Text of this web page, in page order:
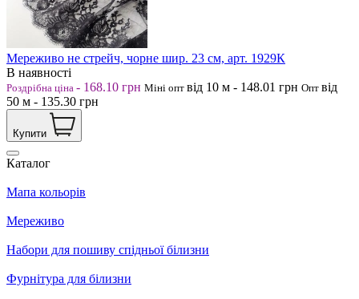
Мереживо не стрейч, чорне шир. 23 см, арт. 1929К
В наявності
Роздрібна ціна - 168.10 грн Міні опт від 10 м - 148.01 грн Опт від
50 м - 135.30 грн
Купити
Каталог
Мапа кольорів
Мереживо
Набори для пошиву спідньої білизни
Фурнітура для білизни